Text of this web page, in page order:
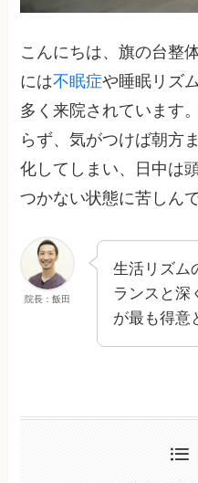
こんにちは、旗の台整
には不眠症や睡眠リズ
多く来院されています
らず、気がつけば朝方
化してしまい、日中は
つかない状態に苦しん
院長：飯田
生活リズム
ランスと深
が最も得意